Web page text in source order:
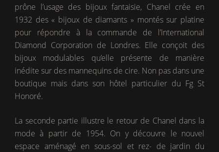
prône l’usage des bijoux fantaisie, Chanel crée en
1932 des « bijoux de diamants » montés sur platine
pour répondre à la commande de l’International
Diamond Corporation de Londres. Elle conçoit des
bijoux modulables qu’elle présente de manière
inédite sur des mannequins de cire. Non pas dans une
boutique mais dans son hôtel particulier du Fg St
Honoré.
La seconde partie illustre le retour de Chanel dans la
mode à partir de 1954. On y découvre le nouvel
espace aménagé en sous-sol et rez- de jardin du